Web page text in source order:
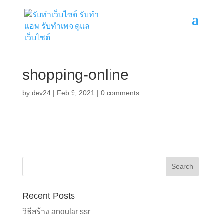
shopping-online
by dev24| Feb 9, 2021 | 0 comments
Recent Posts
วิธีสร้าง angular ssr